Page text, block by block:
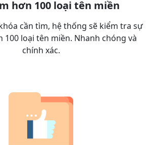
hơn 100 loại tên miền
cần tìm, hệ thống sẽ kiểm tra sự
100 loại tên miền. Nhanh chóng và
chính xác.